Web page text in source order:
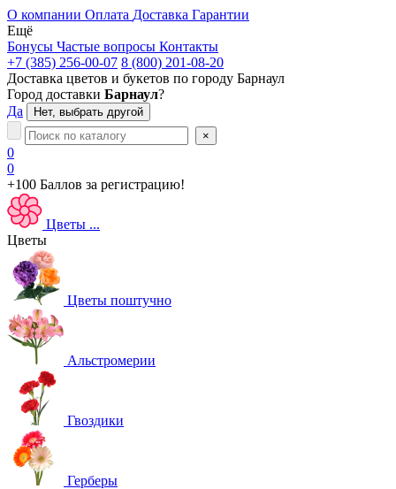
О компании Оплата Доставка Гарантии
Ещё
Бонусы Частые вопросы Контакты
+7 (385) 256-00-07 8 (800) 201-08-20
Доставка цветов и букетов по городу Барнаул
Город доставки Барнаул?
Да
Нет, выбрать другой
×
0
0
+100 Баллов за регистрацию!
Цветы ...
Цветы
Цветы поштучно
Альстромерии
Гвоздики
Герберы